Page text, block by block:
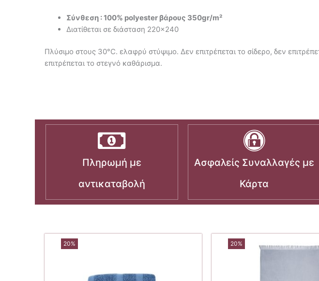
Σύνθεση : 100% polyester βάρους 350gr/m²
Διατίθεται σε διάσταση 220×240
Πλύσιμο στους 30°C. ελαφρύ στύψιμο. Δεν επιτρέπεται το σίδερο, δεν
επιτρέπεται το στεγνό καθάρισμα.
Πληρωμή με
αντικαταβολή
Ασφαλείς Συναλλαγές με
Κάρτα
20% 20%